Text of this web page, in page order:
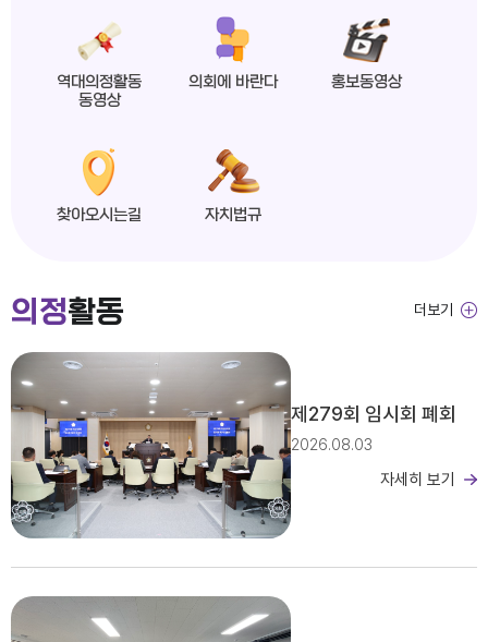
익산시의회 상임위원회 ‘현장 속으로!’
익산시의회, 제279회 임시회 개회
2026년 2분기 홍보예산 운용현황
역대의정활동
동영상
의회에 바란다 홍보동영상
찾아오시는길 자치법규
의정활동
제279회 임시회 폐회
2026.08.03
자세히 보기
더보기